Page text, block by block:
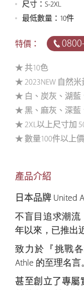
尺寸：S-2XL
最低數量：10件
特價：
★ 共10色
★ 2023NEW 自然
★ 白、炭灰、湖藍
★ 黑、麻灰、深藍
★ 2XL以上尺寸加
★ 數量100件以上
產品介紹
日本品牌 United
不盲目追求潮流
年以來，已推出
致力於『挑戰各
Athle 的至理名言
甚至創立了專屬